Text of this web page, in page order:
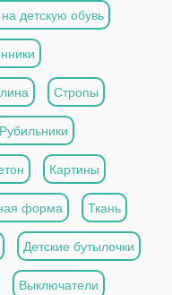
детскую обувь
Стропы
Рубильники
Картины
форма Ткань
Детские бутылочки
Выключатели